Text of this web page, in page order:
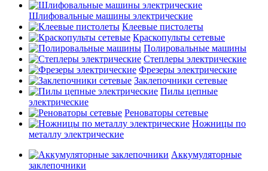
Шлифовальные машины электрические
Клеевые пистолеты
Краскопульты сетевые
Полировальные машины
Степлеры электрические
Фрезеры электрические
Заклепочники сетевые
Пилы цепные
электрические
Реноваторы сетевые
Ножницы по
металлу электрические
Аккумуляторные
заклепочники